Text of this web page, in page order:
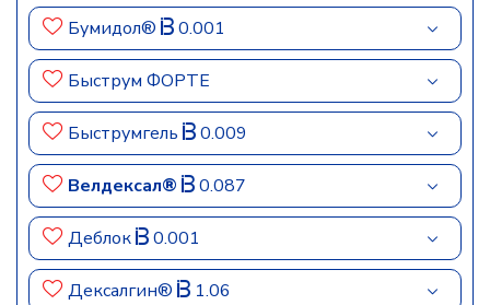
Бумидол® 0.001
Быструм ФОРТЕ
Быструмгель 0.009
Велдексал® 0.087
Деблок 0.001
Дексалгин® 1.06